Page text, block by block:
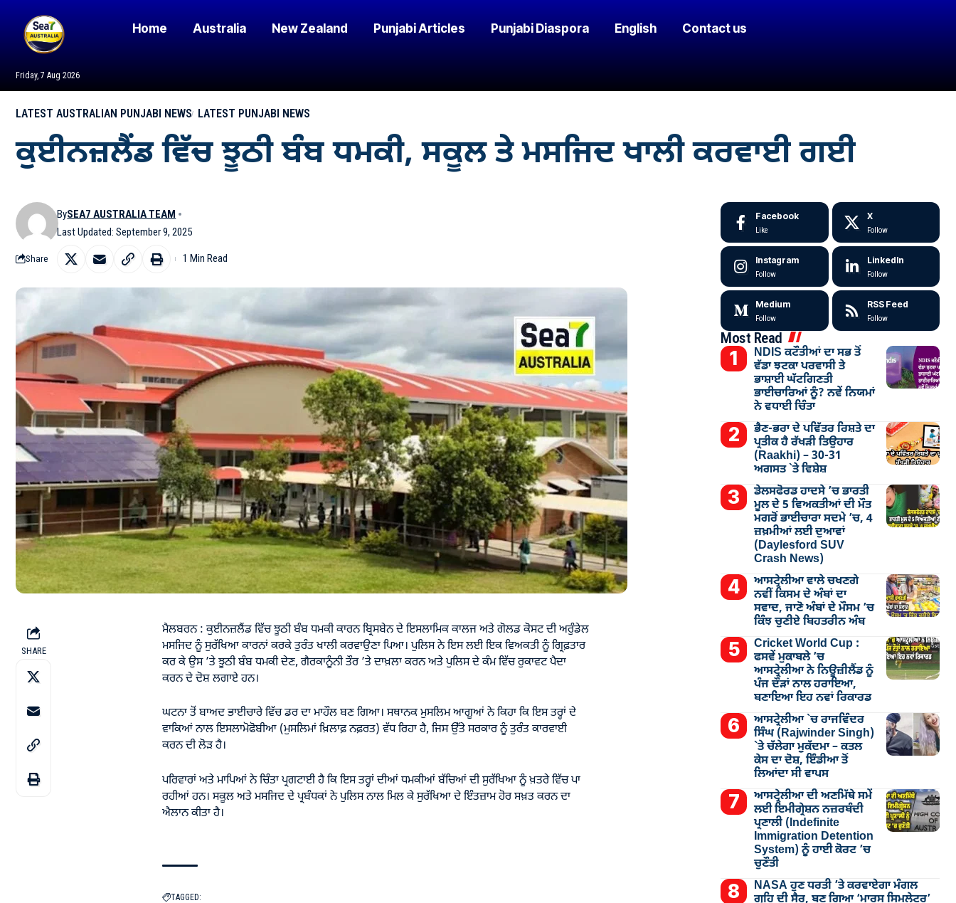
Friday, 7 Aug 2026
Home Australia New Zealand Punjabi Articles Punjabi Diaspora English Contact us
LATEST AUSTRALIAN PUNJABI NEWS LATEST PUNJABI NEWS
ਕੁਈਨਜ਼ਲੈਂਡ ਵਿੱਚ ਝੂਠੀ ਬੰਬ ਧਮਕੀ, ਸਕੂਲ ਤੇ ਮਸਜਿਦ ਖਾਲੀ ਕਰਵਾਈ ਗਈ
Last Updated: September 9, 2025
BySEA7 AUSTRALIA TEAM
Share 1 Min Read
SHARE
ਮੈਲਬਰਨ : ਕੁਈਨਜ਼ਲੈਂਡ ਵਿੱਚ ਝੂਠੀ ਬੰਬ ਧਮਕੀ ਕਾਰਨ ਬ੍ਰਿਸਬੇਨ ਦੇ ਇਸਲਾਮਿਕ ਕਾਲਜ ਅਤੇ ਗੋਲਡ ਕੋਸਟ ਦੀ ਅਰੁੰਡੇਲ
ਮਸਜਿਦ ਨੂੰ ਸੁਰੱਖਿਆ ਕਾਰਨਾਂ ਕਰਕੇ ਤੁਰੰਤ ਖਾਲੀ ਕਰਵਾਉਣਾ ਪਿਆ। ਪੁਲਿਸ ਨੇ ਇਸ ਲਈ ਇਕ ਵਿਅਕਤੀ ਨੂੰ ਗ੍ਰਿਫ਼ਤਾਰ
ਕਰ ਕੇ ਉਸ ’ਤੇ ਝੂਠੀ ਬੰਬ ਧਮਕੀ ਦੇਣ, ਗੈਰਕਾਨੂੰਨੀ ਤੌਰ ’ਤੇ ਦਾਖ਼ਲਾ ਕਰਨ ਅਤੇ ਪੁਲਿਸ ਦੇ ਕੰਮ ਵਿੱਚ ਰੁਕਾਵਟ ਪੈਦਾ
ਕਰਨ ਦੇ ਦੋਸ਼ ਲਗਾਏ ਹਨ।
ਘਟਨਾ ਤੋਂ ਬਾਅਦ ਭਾਈਚਾਰੇ ਵਿੱਚ ਡਰ ਦਾ ਮਾਹੌਲ ਬਣ ਗਿਆ। ਸਥਾਨਕ ਮੁਸਲਿਮ ਆਗੂਆਂ ਨੇ ਕਿਹਾ ਕਿ ਇਸ ਤਰ੍ਹਾਂ ਦੇ
ਵਾਕਿਆਂ ਨਾਲ ਇਸਲਾਮੋਫੋਬੀਆ (ਮੁਸਲਿਮਾਂ ਖ਼ਿਲਾਫ਼ ਨਫ਼ਰਤ) ਵੱਧ ਰਿਹਾ ਹੈ, ਜਿਸ ਉੱਤੇ ਸਰਕਾਰ ਨੂੰ ਤੁਰੰਤ ਕਾਰਵਾਈ
ਕਰਨ ਦੀ ਲੋੜ ਹੈ।
ਪਰਿਵਾਰਾਂ ਅਤੇ ਮਾਪਿਆਂ ਨੇ ਚਿੰਤਾ ਪ੍ਰਗਟਾਈ ਹੈ ਕਿ ਇਸ ਤਰ੍ਹਾਂ ਦੀਆਂ ਧਮਕੀਆਂ ਬੱਚਿਆਂ ਦੀ ਸੁਰੱਖਿਆ ਨੂੰ ਖ਼ਤਰੇ ਵਿੱਚ ਪਾ
ਰਹੀਆਂ ਹਨ। ਸਕੂਲ ਅਤੇ ਮਸਜਿਦ ਦੇ ਪ੍ਰਬੰਧਕਾਂ ਨੇ ਪੁਲਿਸ ਨਾਲ ਮਿਲ ਕੇ ਸੁਰੱਖਿਆ ਦੇ ਇੰਤਜ਼ਾਮ ਹੋਰ ਸਖ਼ਤ ਕਰਨ ਦਾ
ਐਲਾਨ ਕੀਤਾ ਹੈ।
TAGGED:
Facebook
Like
X
Follow
Instagram
Follow
LinkedIn
Follow
Medium
Follow
RSS Feed
Follow
Most Read
NDIS ਕਟੌਤੀਆਂ ਦਾ ਸਭ ਤੋਂ
ਵੱਡਾ ਝਟਕਾ ਪਰਵਾਸੀ ਤੇ
ਭਾਸ਼ਾਈ ਘੱਟਗਿਣਤੀ
ਭਾਈਚਾਰਿਆਂ ਨੂੰ? ਨਵੇਂ ਨਿਯਮਾਂ
ਨੇ ਵਧਾਈ ਚਿੰਤਾ
ਭੈਣ-ਭਰਾ ਦੇ ਪਵਿੱਤਰ ਰਿਸ਼ਤੇ ਦਾ
ਪ੍ਰਤੀਕ ਹੈ ਰੱਖੜੀ ਤਿਉਹਾਰ
(Raakhi) – 30-31
ਅਗਸਤ `ਤੇ ਵਿਸ਼ੇਸ਼
ਡੇਲਸਫੋਰਡ ਹਾਦਸੇ ’ਚ ਭਾਰਤੀ
ਮੂਲ ਦੇ 5 ਵਿਅਕਤੀਆਂ ਦੀ ਮੌਤ
ਮਗਰੋਂ ਭਾਈਚਾਰਾ ਸਦਮੇ ’ਚ, 4
ਜ਼ਖ਼ਮੀਆਂ ਲਈ ਦੁਆਵਾਂ
(Daylesford SUV
Crash News)
ਆਸਟ੍ਰੇਲੀਆ ਵਾਲੇ ਚਖਣਗੇ
ਨਵੀਂ ਕਿਸਮ ਦੇ ਅੰਬਾਂ ਦਾ
ਸਵਾਦ, ਜਾਣੋ ਅੰਬਾਂ ਦੇ ਮੌਸਮ ’ਚ
ਕਿੰਝ ਚੁਣੀਏ ਬਿਹਤਰੀਨ ਅੰਬ
Cricket World Cup :
ਫਸਵੇਂ ਮੁਕਾਬਲੇ ’ਚ
ਆਸਟ੍ਰੇਲੀਆ ਨੇ ਨਿਊਜ਼ੀਲੈਂਡ ਨੂੰ
ਪੰਜ ਦੌੜਾਂ ਨਾਲ ਹਰਾਇਆ,
ਬਣਾਇਆ ਇਹ ਨਵਾਂ ਰਿਕਾਰਡ
ਆਸਟ੍ਰੇਲੀਆ `ਚ ਰਾਜਵਿੰਦਰ
ਸਿੰਘ (Rajwinder Singh)
`ਤੇ ਚੱਲੇਗਾ ਮੁੁਕੱਦਮਾ – ਕਤਲ
ਕੇਸ ਦਾ ਦੋਸ਼, ਇੰਡੀਆ ਤੋਂ
ਲਿਆਂਦਾ ਸੀ ਵਾਪਸ
ਆਸਟ੍ਰੇਲੀਆ ਦੀ ਅਣਮਿੱਥੇ ਸਮੇਂ
ਲਈ ਇਮੀਗ੍ਰੇਸ਼ਨ ਨਜ਼ਰਬੰਦੀ
ਪ੍ਰਣਾਲੀ (Indefinite
Immigration Detention
System) ਨੂੰ ਹਾਈ ਕੋਰਟ ’ਚ
ਚੁਣੌਤੀ
NASA ਹੁਣ ਧਰਤੀ ’ਤੇ ਕਰਵਾਏਗਾ ਮੰਗਲ
ਗ੍ਰਹਿ ਦੀ ਸੈਰ, ਬਣ ਗਿਆ ‘ਮਾਰਸ ਸਿਮੁਲੇਟਰ’